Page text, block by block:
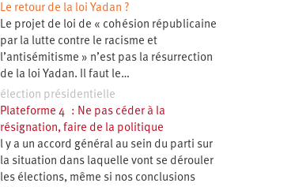
Le retour de la loi Yadan ?
Le projet de loi de « cohésion républicaine
par la lutte contre le racisme et
l’antisémitisme » n’est pas la résurrection
de la loi Yadan. Il faut le…
élection présidentielle
Plateforme 4 : Ne pas céder à la
résignation, faire de la politique
l y a un accord général au sein du parti sur
la situation dans laquelle vont se dérouler
les élections, même si nos conclusions